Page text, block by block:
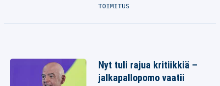
TOIMITUS
Nyt tuli rajua kritiikkiä –
jalkapallopomo vaatii